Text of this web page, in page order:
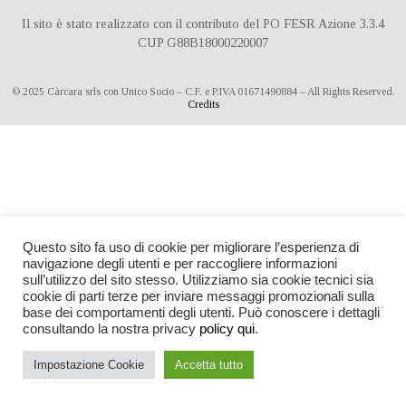
Il sito è stato realizzato con il contributo del PO FESR Azione 3.3.4
CUP G88B18000220007
© 2025 Càrcara srls con Unico Socio – C.F. e P.IVA 01671490884 – All Rights Reserved.
Credits
Questo sito fa uso di cookie per migliorare l’esperienza di
navigazione degli utenti e per raccogliere informazioni
sull’utilizzo del sito stesso. Utilizziamo sia cookie tecnici sia
cookie di parti terze per inviare messaggi promozionali sulla
base dei comportamenti degli utenti. Può conoscere i dettagli
consultando la nostra privacy policy qui.
Impostazione Cookie Accetta tutto